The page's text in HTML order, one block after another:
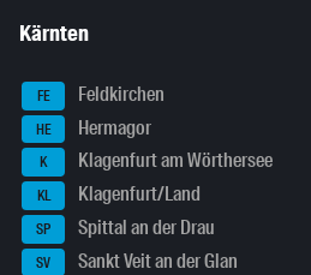
Kärnten
FE Feldkirchen
HE Hermagor
K Klagenfurt am Wörthersee
KL Klagenfurt/Land
SP Spittal an der Drau
SV Sankt Veit an der Glan